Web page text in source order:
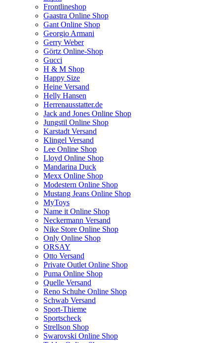
Frontlineshop
Gaastra Online Shop
Gant Online Shop
Georgio Armani
Gerry Weber
Görtz Online-Shop
Gucci
H & M Shop
Happy Size
Heine Versand
Helly Hansen
Herrenausstatter.de
Jack and Jones Online Shop
Jungstil Online Shop
Karstadt Versand
Klingel Versand
Lee Online Shop
Lloyd Online Shop
Mandarina Duck
Mexx Online Shop
Modestern Online Shop
Mustang Jeans Online Shop
MyToys
Name it Online Shop
Neckermann Versand
Nike Store Online Shop
Only Online Shop
ORSAY
Otto Versand
Private Outlet Online Shop
Puma Online Shop
Quelle Versand
Reno Schuhe Online Shop
Schwab Versand
Sport-Thieme
Sportscheck
Strellson Shop
Swarovski Online Shop